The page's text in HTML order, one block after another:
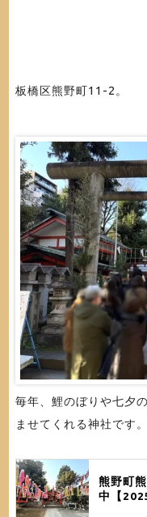
板橋区熊野町11-2。
毎年、鯉のぼりや七夕
ませてくれる神社です。
熊野町
中【